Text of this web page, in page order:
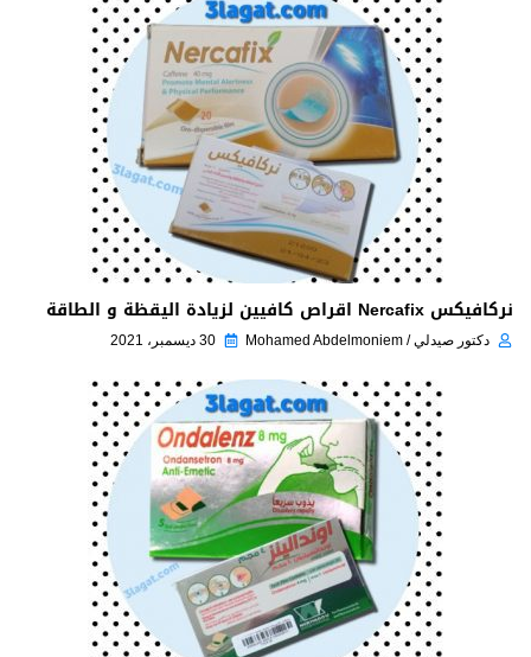
نركافيكس Nercafix اقراص كافيين لزيادة اليقظة و الطاقة
دكتور صيدلي / Mohamed Abdelmoniem 30 ديسمبر، 2021